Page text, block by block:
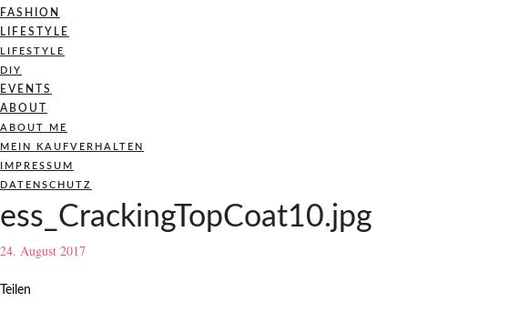
FASHION
LIFESTYLE
LIFESTYLE
DIY
EVENTS
ABOUT
ABOUT ME
MEIN KAUFVERHALTEN
IMPRESSUM
DATENSCHUTZ
ess_CrackingTopCoat10.jpg
24. August 2017
Teilen